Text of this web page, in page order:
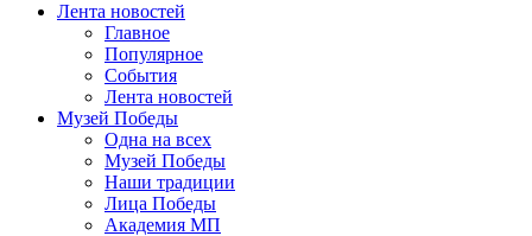
Лента новостей
Главное
Популярное
События
Лента новостей
Музей Победы
Одна на всех
Музей Победы
Наши традиции
Лица Победы
Академия МП